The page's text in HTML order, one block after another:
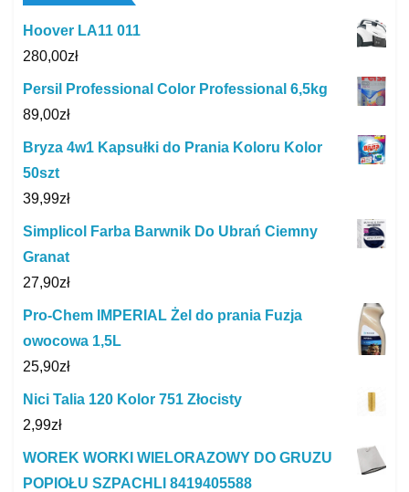
Hoover LA11 011
280,00zł
Persil Professional Color Professional 6,5kg
89,00zł
Bryza 4w1 Kapsułki do Prania Koloru Kolor
50szt
39,99zł
Simplicol Farba Barwnik Do Ubrań Ciemny
Granat
27,90zł
Pro-Chem IMPERIAL Żel do prania Fuzja
owocowa 1,5L
25,90zł
Nici Talia 120 Kolor 751 Złocisty
2,99zł
WOREK WORKI WIELORAZOWY DO GRUZU
POPIOŁU SZPACHLI 8419405588